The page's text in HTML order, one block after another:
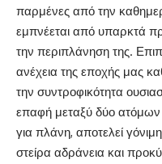
παρμένες από την
εμπνέεται από υπαρκτά
την περιπλάνηση της.
ανέχεια της εποχής μας
την συντροφικότητα
επαφή μεταξύ δύο ατόμων
για πλάνη, αποτελεί
στείρα αδράνεια και